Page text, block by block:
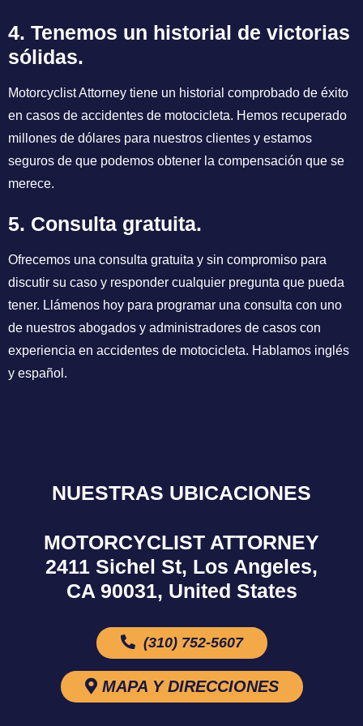
4. Tenemos un historial de victorias
sólidas.
Motorcyclist Attorney tiene un historial comprobado de éxito
en casos de accidentes de motocicleta. Hemos recuperado
millones de dólares para nuestros clientes y estamos
seguros de que podemos obtener la compensación que se
merece.
5. Consulta gratuita.
Ofrecemos una consulta gratuita y sin compromiso para
discutir su caso y responder cualquier pregunta que pueda
tener. Llámenos hoy para programar una consulta con uno
de nuestros abogados y administradores de casos con
experiencia en accidentes de motocicleta. Hablamos inglés
y español.
NUESTRAS UBICACIONES
MOTORCYCLIST ATTORNEY
2411 Sichel St, Los Angeles,
CA 90031, United States
(310) 752-5607
MAPA Y DIRECCIONES